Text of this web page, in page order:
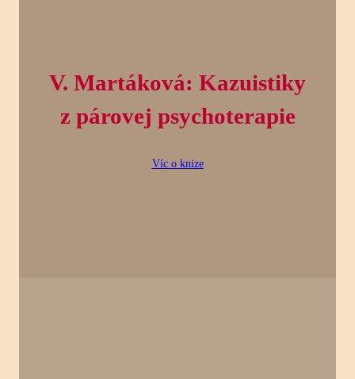
V. Martáková: Kazuistiky
z párovej psychoterapie
Víc o knize